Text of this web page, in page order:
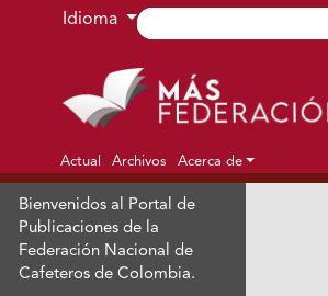
Ir al menú de navegación principal
Ir al contenido principal
Ir al pie de página del sitio
Idioma
Actual Archivos Acerca de
Bienvenidos al Portal de
Publicaciones de la
Federación Nacional de
Cafeteros de Colombia.